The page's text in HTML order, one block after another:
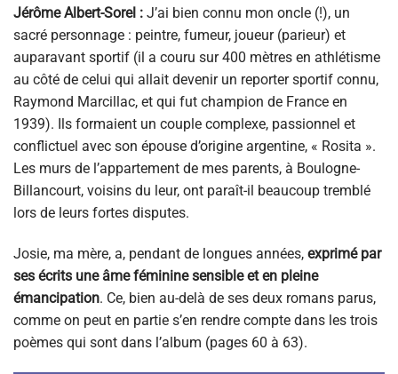
Jérôme Albert-Sorel : J’ai bien connu mon oncle (!), un
sacré personnage : peintre, fumeur, joueur (parieur) et
auparavant sportif (il a couru sur 400 mètres en athlétisme
au côté de celui qui allait devenir un reporter sportif connu,
Raymond Marcillac, et qui fut champion de France en
1939). Ils formaient un couple complexe, passionnel et
conflictuel avec son épouse d’origine argentine, « Rosita ».
Les murs de l’appartement de mes parents, à Boulogne-
Billancourt, voisins du leur, ont paraît-il beaucoup tremblé
lors de leurs fortes disputes.
Josie, ma mère, a, pendant de longues années, exprimé par
ses écrits une âme féminine sensible et en pleine
émancipation. Ce, bien au-delà de ses deux romans parus,
comme on peut en partie s’en rendre compte dans les trois
poèmes qui sont dans l’album (pages 60 à 63).